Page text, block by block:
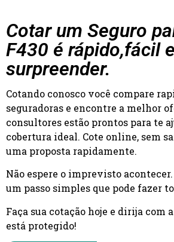
Cotar um Seguro
F430 é rápido,fácil
surpreender.
Cotando conosco você compare
seguradoras e encontre a melhor
consultores estão prontos para te
cobertura ideal. Cote online, sem
uma proposta rapidamente.
Não espere o imprevisto
um passo simples que pode fazer
Faça sua cotação hoje e dirija com
está protegido!